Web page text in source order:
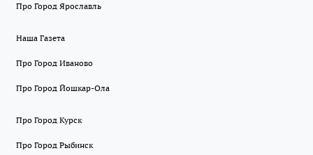
Про Город Ярославль
Наша Газета
Про Город Иваново
Про Город Йошкар-Ола
Про Город Курск
Про Город Рыбинск